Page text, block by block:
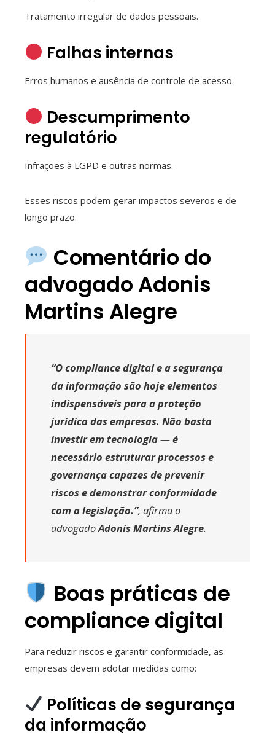
Tratamento irregular de dados pessoais.
Falhas internas
Erros humanos e ausência de controle de acesso.
Descumprimento
regulatório
Infrações à LGPD e outras normas.
Esses riscos podem gerar impactos severos e de
longo prazo.
Comentário do
advogado Adonis
Martins Alegre
“O compliance digital e a segurança
da informação são hoje elementos
indispensáveis para a proteção
jurídica das empresas. Não basta
investir em tecnologia — é
necessário estruturar processos e
governança capazes de prevenir
riscos e demonstrar conformidade
com a legislação.”, afirma o
advogadoAdonis Martins Alegre.
Boas práticas de
compliance digital
Para reduzir riscos e garantir conformidade, as
empresas devem adotar medidas como:
Políticas de segurança
da informação